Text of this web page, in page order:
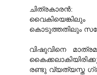
ചിത്രകാരന്‍:
കൊടുത്തതിലും
വിഷുവിനെ
രണ്ടു വ്യത്യസ്ത